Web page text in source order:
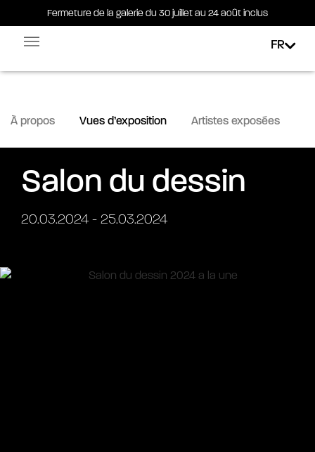
Fermeture de la galerie du 30 juillet au 24 août inclus
Fermeture de la galerie du 30 juillet au 24 août inclus
FR
À propos Vues d’exposition Artistes exposées
Salon du dessin
20.03.2024 - 25.03.2024